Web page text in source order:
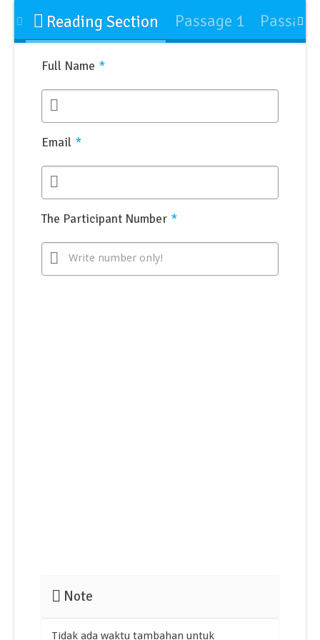
content
Reading Section Passage 1
Full Name *
Email *
The Participant Number *
Write number only!
Note
Tidak ada waktu tambahan untuk